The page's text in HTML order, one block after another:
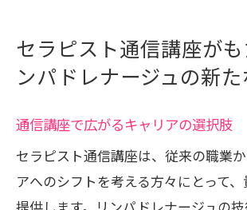
セラピスト通信講座がも
ンパドレナージュの新
通信講座で広がるキャリアの選択肢
セラピスト通信講座は、従来の職業
アへのシフトを考える方々にとって